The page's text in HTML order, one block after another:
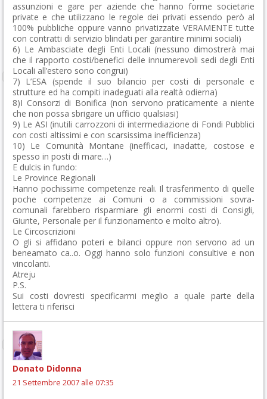
assunzioni e gare per aziende che hanno forme societarie
private e che utilizzano le regole dei privati essendo però al
100% pubbliche oppure vanno privatizzate VERAMENTE tutte
con contratti di servizio blindati per garantire minimi sociali)
6) Le Ambasciate degli Enti Locali (nessuno dimostrerà mai
che il rapporto costi/benefici delle innumerevoli sedi degli Enti
Locali all’estero sono congrui)
7) L’ESA (spende il suo bilancio per costi di personale e
strutture ed ha compiti inadeguati alla realtà odierna)
8)I Consorzi di Bonifica (non servono praticamente a niente
che non possa sbrigare un ufficio qualsiasi)
9) Le ASI (inutili carrozzoni di intermediazione di Fondi Pubblici
con costi altissimi e con scarsissima inefficienza)
10) Le Comunità Montane (inefficaci, inadatte, costose e
spesso in posti di mare…)
E dulcis in fundo:
Le Province Regionali
Hanno pochissime competenze reali. Il trasferimento di quelle
poche competenze ai Comuni o a commissioni sovra-
comunali farebbero risparmiare gli enormi costi di Consigli,
Giunte, Personale per il funzionamento e molto altro).
Le Circoscrizioni
O gli si affidano poteri e bilanci oppure non servono ad un
beneamato ca..o. Oggi hanno solo funzioni consultive e non
vincolanti.
Atreju
P.S.
Sui costi dovresti specificarmi meglio a quale parte della
lettera ti riferisci
Donato Didonna
21 Settembre 2007 alle 07:35